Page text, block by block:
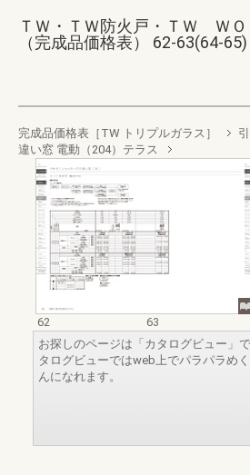
ＴＷ・ＴＷ防火戸・ＴＷ Ｗ
（完成品価格表） 62-63(64-65)
完成品価格表［TW トリプルガラス］
違い窓 電動（204）テラス
62
63
お探しのページは「カタログビュー」
タログビューではweb上でパラパラめ
んになれます。